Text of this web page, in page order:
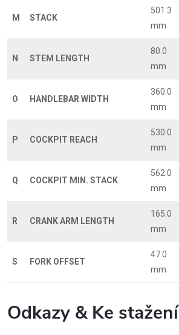
M STACK
501.3
mm
N STEM LENGTH
80.0
mm
O HANDLEBAR WIDTH
360.0
mm
P COCKPIT REACH
530.0
mm
Q COCKPIT MIN. STACK
562.0
mm
R CRANK ARM LENGTH
165.0
mm
S FORK OFFSET
47.0
mm
Odkazy & Ke stažení